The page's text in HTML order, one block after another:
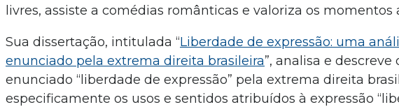
livres, assiste a comédias românticas e valoriza os
Sua dissertação, intitulada “Liberdade de expressão: uma
enunciado pela extrema direita brasileira”, analisa e
enunciado “liberdade de expressão” pela extrema direita
especificamente os usos e sentidos atribuídos à expressão